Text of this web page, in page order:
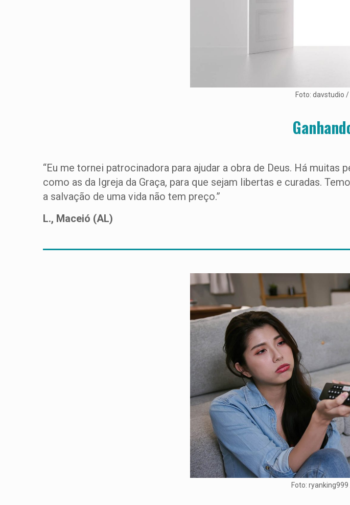
Foto: davstudio
“Eu me tornei patrocinadora para ajudar a obra de Deus. Há
como as da Igreja da Graça, para que sejam libertas e curadas.
a salvação de uma vida não tem preço.”
L., Maceió (AL)
Foto: